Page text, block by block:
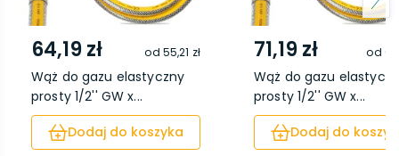
64,19 zł od 55,21 zł
Wąż do gazu elastyczny
prosty 1/2'' GW x...
Dodaj do koszyka
71,19 zł od
Wąż do gazu
prosty 1/2'' GW x...
Dodaj do